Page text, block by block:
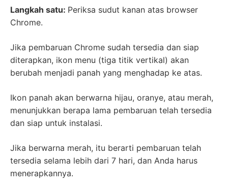
Langkah satu: Periksa sudut kanan atas browser
Chrome.
Jika pembaruan Chrome sudah tersedia dan siap
diterapkan, ikon menu (tiga titik vertikal) akan
berubah menjadi panah yang menghadap ke atas.
Ikon panah akan berwarna hijau, oranye, atau merah,
menunjukkan berapa lama pembaruan telah tersedia
dan siap untuk instalasi.
Jika berwarna merah, itu berarti pembaruan telah
tersedia selama lebih dari 7 hari, dan Anda harus
menerapkannya.